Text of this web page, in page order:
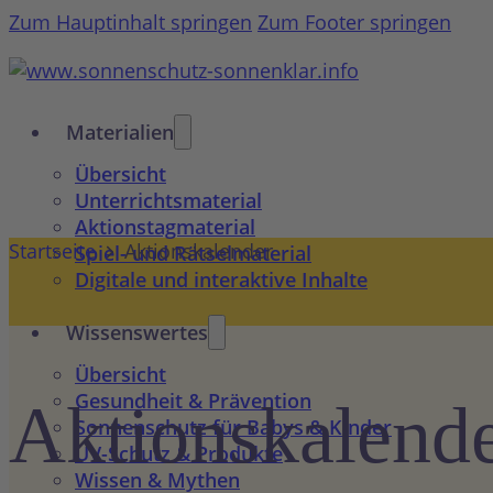
Zum Hauptinhalt springen Zum Footer springen
Materialien
Übersicht
Unterrichtsmaterial
Aktionstagmaterial
Spiel- und Rätselmaterial
Digitale und interaktive Inhalte
Wissenswertes
Übersicht
Gesundheit & Prävention
Sonnenschutz für Babys & Kinder
UV-Schutz & Produkte
Wissen & Mythen
Startseite Aktionskalender